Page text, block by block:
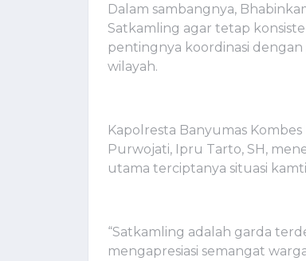
Dalam sambangnya,
Satkamling agar tetap
pentingnya koordinasi
wilayah.
Kapolresta Banyumas Kombes
Purwojati, Ipru Tarto, SH,
utama terciptanya situasi
“Satkamling adalah garda
mengapresiasi semangat